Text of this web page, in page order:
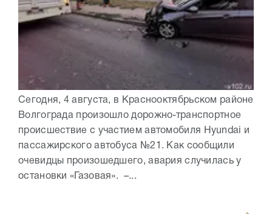
Сегодня, 4 августа, в Краснооктябрьском районе
Волгограда произошло дорожно-транспортное
происшествие с участием автомобиля Hyundai и
пассажирского автобуса №21. Как сообщили
очевидцы произошедшего, авария случилась у
остановки «Газовая». –...